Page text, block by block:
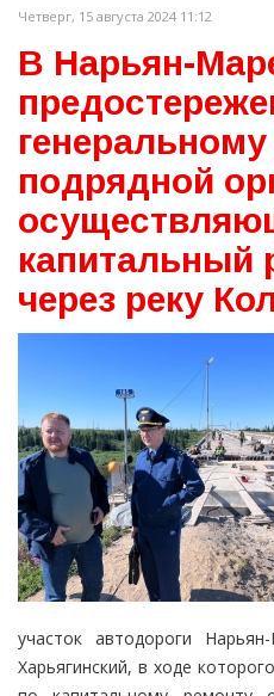
Четверг, 15 августа 2024 11:12
В Нарьян-
подрядной
капитальный
через реку
участок автодороги
Харьягинский, в ходе